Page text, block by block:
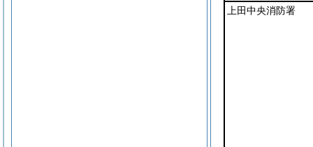
上田中央消防署